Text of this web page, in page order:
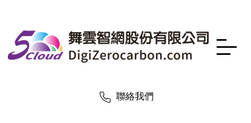
聯絡我們